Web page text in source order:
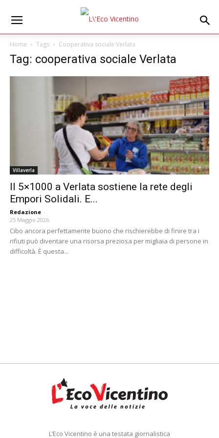
Home Tags Cooperativa sociale Verlata
Tag: cooperativa sociale Verlata
Villaverla
Il 5×1000 a Verlata sostiene la rete degli
Empori Solidali. E...
Redazione -
25 Maggio 2026
Cibo ancora perfettamente buono che rischierebbe di finire tra i
rifiuti può diventare una risorsa preziosa per migliaia di persone in
difficoltà. È questa...
L’Eco Vicentino è una testata giornalistica